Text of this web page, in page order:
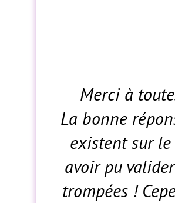
Merci à
La bonne
existent sur
avoir pu
trompées !